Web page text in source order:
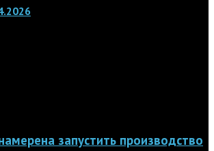
запустить производство